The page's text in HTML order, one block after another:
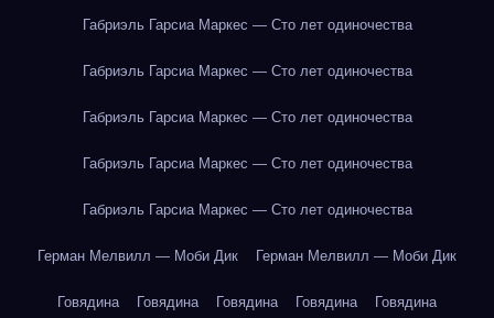
Габриэль Гарсиа Маркес — Сто лет одиночества
Габриэль Гарсиа Маркес — Сто лет одиночества
Габриэль Гарсиа Маркес — Сто лет одиночества
Габриэль Гарсиа Маркес — Сто лет одиночества
Габриэль Гарсиа Маркес — Сто лет одиночества
Герман Мелвилл — Моби Дик Герман Мелвилл — Моби Дик
Говядина Говядина Говядина Говядина Говядина